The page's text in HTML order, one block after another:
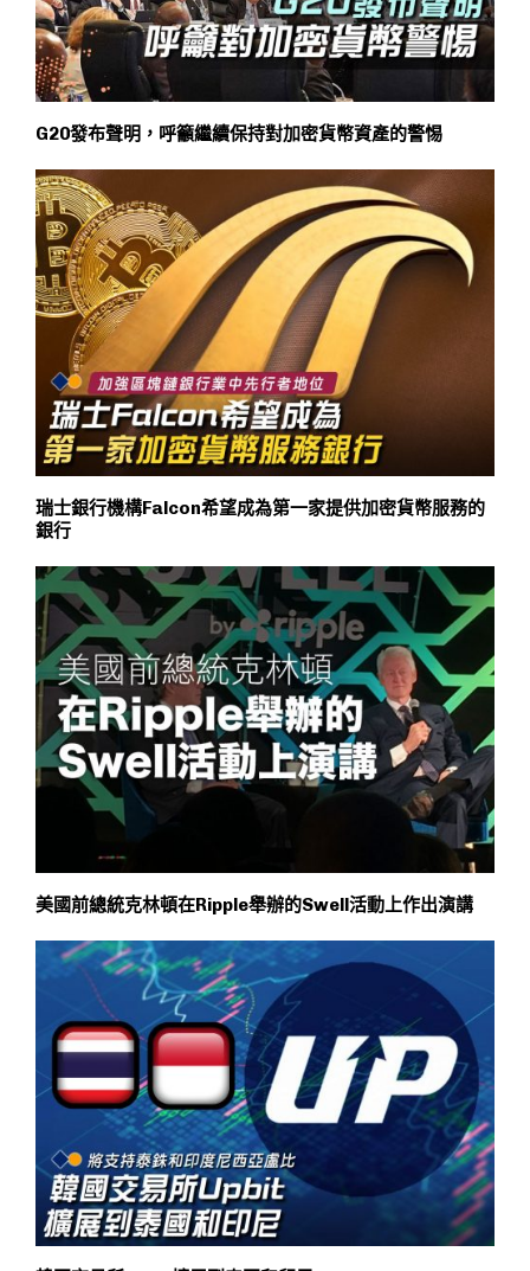
G20發布聲明，呼籲繼續保持對加密貨幣資產的警惕
瑞士銀行機構Falcon希望成為第一家提供加密貨幣服務的
銀行
美國前總統克林頓在Ripple舉辦的Swell活動上作出演講